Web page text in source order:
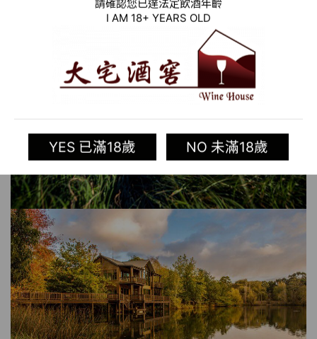
I AM 18+ YEARS OLD
YES 已滿18歲 NO 未滿18歲